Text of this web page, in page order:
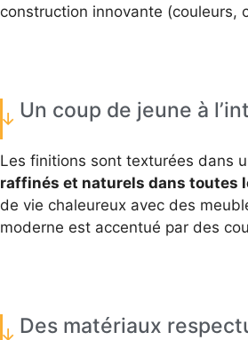
construction innovante (couleurs,
Un coup de jeune à
Les finitions sont texturées dans
raffinés et naturels dans toutes
de vie chaleureux avec des
moderne est accentué par des
Des matériaux